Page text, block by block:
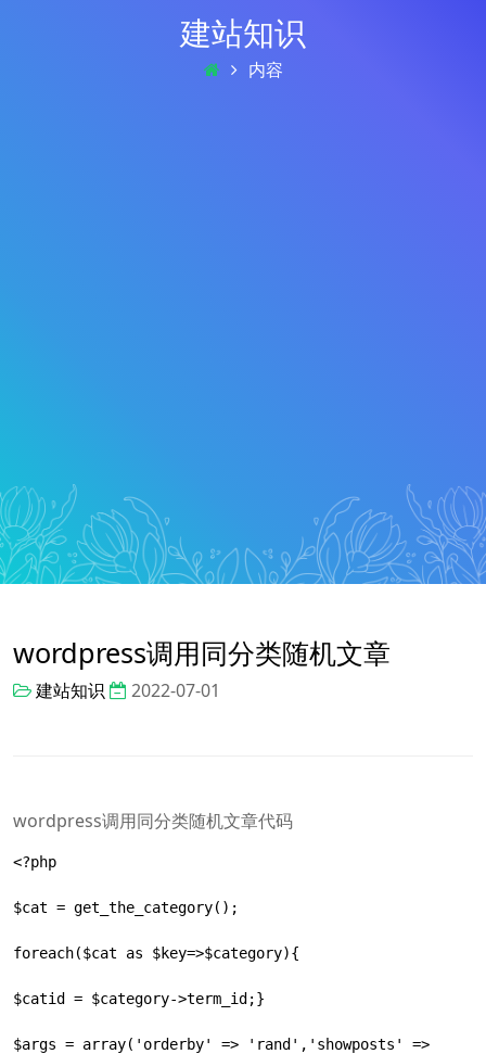
建站知识
内容
wordpress调用同分类随机文章
建站知识 2022-07-01
wordpress调用同分类随机文章代码
<?php
$cat = get_the_category();
foreach($cat as $key=>$category){
$catid = $category->term_id;}
$args = array('orderby' => 'rand','showposts' =>